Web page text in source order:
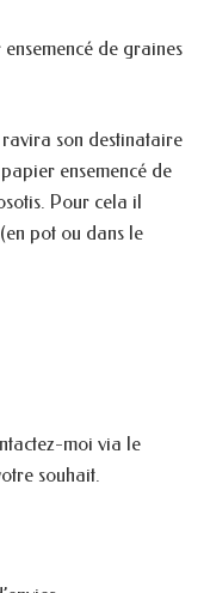
de graines
ravira son destinataire
ensemencé de
Pour cela il
pot ou dans le
moi via le
souhait.